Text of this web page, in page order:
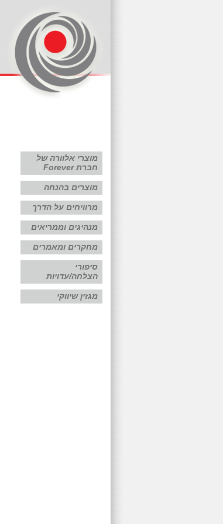
מוצרי אלוורה של
חברת Forever
מוצרים בהנחה
מרוויחים על הדרך
מנהיגים וממריאים
מחקרים ומאמרים
סיפורי
הצלחה/עדויות
מגזין שיווקי